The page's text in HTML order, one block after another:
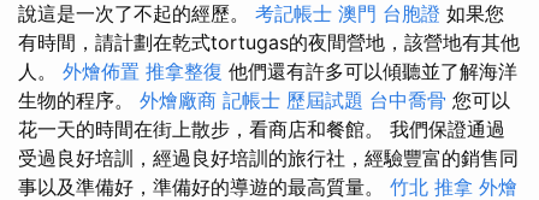
說這是一次了不起的經歷。 考記帳士 澳門 台胞證 如果您
有時間，請計劃在乾式tortugas的夜間營地，該營地有其他
人。 外燴佈置 推拿整復 他們還有許多可以傾聽並了解海洋
生物的程序。 外燴廠商 記帳士 歷屆試題 台中喬骨 您可以
花一天的時間在街上散步，看商店和餐館。 我們保證通過
受過良好培訓，經過良好培訓的旅行社，經驗豐富的銷售同
事以及準備好，準備好的導遊的最高質量。 竹北 推拿 外燴